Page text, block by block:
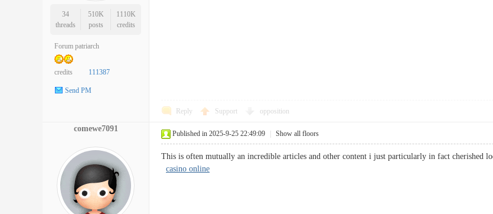
34
threads
510K
posts
1110K
credits
Forum patriarch
credits 111387
Send PM
Reply Support opposition
comewe7091
Published in 2025-9-25 22:49:09 Show all floors
This is often mutually an incredible articles and other content i just particularly in fact
casino online